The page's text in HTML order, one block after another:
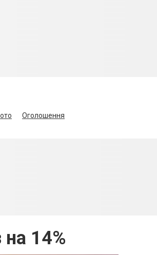
Оголошення
на 14%